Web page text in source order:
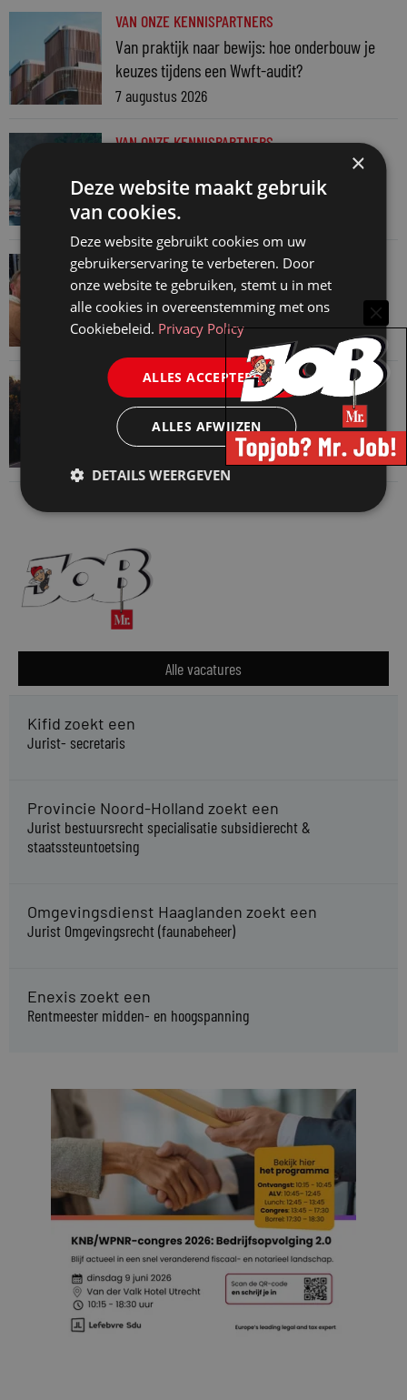
VAN ONZE KENNISPARTNERS
Van praktijk naar bewijs: hoe onderbouw je
keuzes tijdens een Wwft-audit?
7 augustus 2026
VAN ONZE KENNISPARTNERS
7 augustus 2026
VAN ONZE KENNISPARTNERS
Martin Woodward: waarom geen enkel
advocatenkantoor hetzelfde kan blijven
4 augustus 2026
VAN ONZE KENNISPARTNERS
Waarom standaard carrièrepaden talent
kosten
Alle vacatures
Kifid zoekt een
Jurist- secretaris
Provincie Noord-Holland zoekt een
Jurist bestuursrecht specialisatie subsidierecht &
staatssteuntoetsing
Omgevingsdienst Haaglanden zoekt een
Jurist Omgevingsrecht (faunabeheer)
Enexis zoekt een
Rentmeester midden- en hoogspanning
×
Deze website maakt gebruik
van cookies.
Deze website gebruikt cookies om uw
gebruikerservaring te verbeteren. Door
onze website te gebruiken, stemt u in met
alle cookies in overeenstemming met ons
Cookiebeleid. Privacy Policy
ALLES ACCEPTEREN
ALLES AFWIJZEN
DETAILS WEERGEVEN